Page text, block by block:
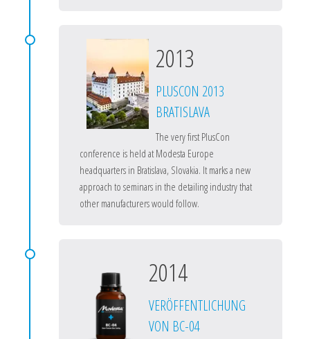
2013
PLUSCON 2013
BRATISLAVA
The very first PlusCon
conference is held at Modesta Europe
headquarters in Bratislava, Slovakia. It marks a new
approach to seminars in the detailing industry that
other manufacturers would follow.
2014
VERÖFFENTLICHUNG
VON BC-04